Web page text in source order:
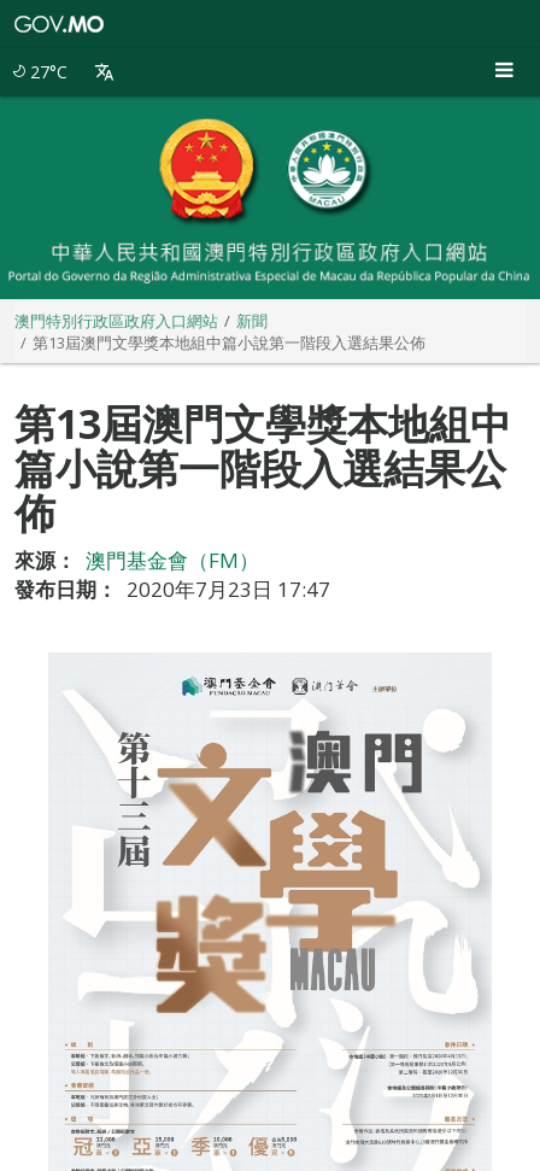
27°C
澳門特別行政區政府入口網站
新聞
第13屆澳門文學獎本地組中篇小說第一階段入選結果公佈
第13屆澳門文學獎本地組中
篇小說第一階段入選結果公
佈
來源：
澳門基金會（FM）
發布日期：
2020年7月23日 17:47